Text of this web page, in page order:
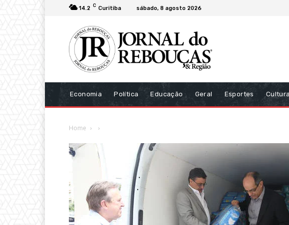
14.2 C Curitiba sábado, 8 agosto 2026
Economia Política Educação Geral Esportes
Home